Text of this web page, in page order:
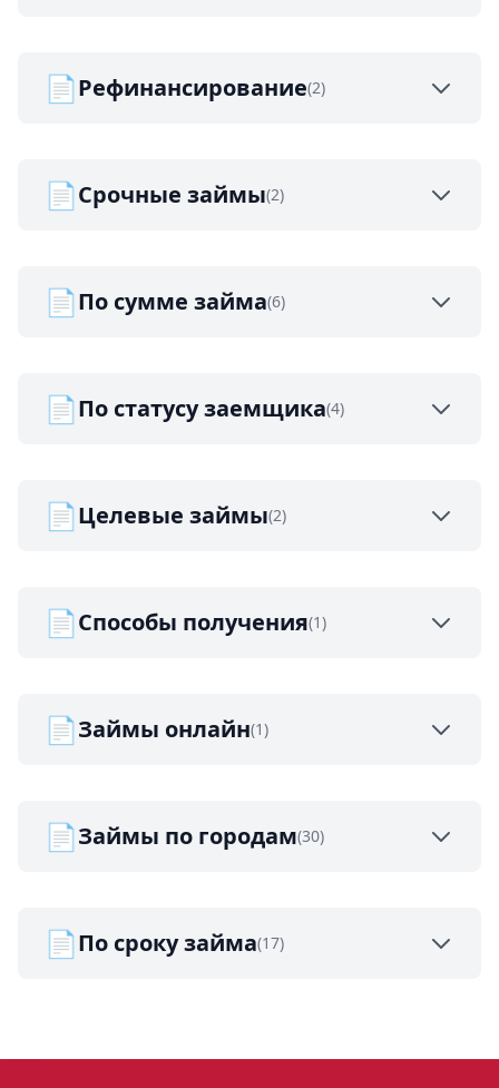
📄Рефинансирование(2)
📄Срочные займы(2)
📄По сумме займа(6)
📄По статусу заемщика(4)
📄Целевые займы(2)
📄Способы получения(1)
📄Займы онлайн(1)
📄Займы по городам(30)
📄По сроку займа(17)